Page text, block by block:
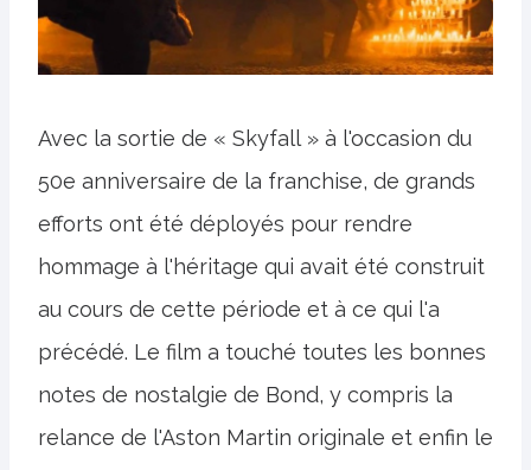
Avec la sortie de « Skyfall » à l'occasion du
50e anniversaire de la franchise, de grands
efforts ont été déployés pour rendre
hommage à l'héritage qui avait été construit
au cours de cette période et à ce qui l'a
précédé. Le film a touché toutes les bonnes
notes de nostalgie de Bond, y compris la
relance de l'Aston Martin originale et enfin le